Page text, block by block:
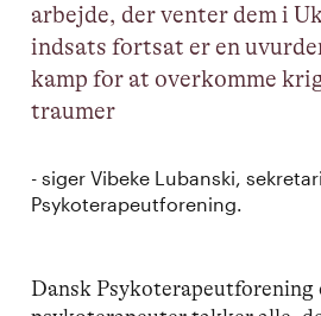
arbejde, der venter dem i
indsats fortsat er en
kamp for at overkomme
traumer
- siger Vibeke Lubanski,
Psykoterapeutforening.
Dansk Psykoterapeutforening